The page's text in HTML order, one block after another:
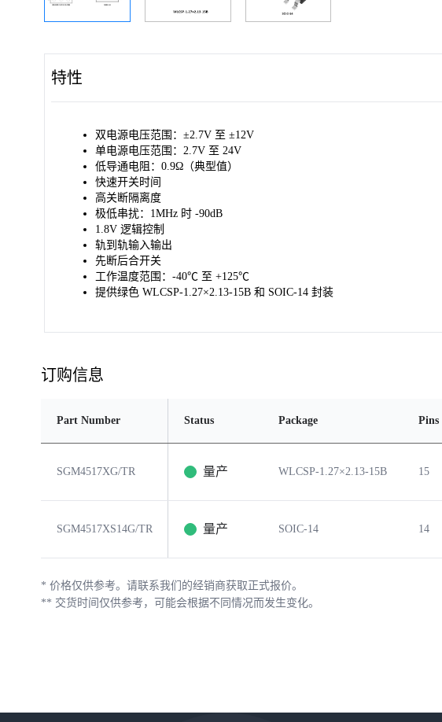
特性
双电源电压范围：±2.7V 至 ±12V
单电源电压范围：2.7V 至 24V
低导通电阻：0.9Ω（典型值）
快速开关时间
高关断隔离度
极低串扰：1MHz 时 -90dB
1.8V 逻辑控制
轨到轨输入输出
先断后合开关
工作温度范围：-40℃ 至 +125℃
提供绿色 WLCSP-1.27×2.13-15B 和 SOIC-14 封装
订购信息
Part Number Status Package Pins
SGM4517XG/TR 量产 WLCSP-1.27×2.13-15B 15
SGM4517XS14G/TR 量产 SOIC-14 14
* 价格仅供参考。请联系我们的经销商获取正式报价。
** 交货时间仅供参考，可能会根据不同情况而发生变化。